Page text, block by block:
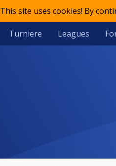
This site uses cookies! By
Turniere Leagues